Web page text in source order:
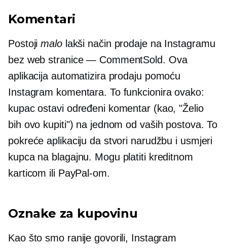
Komentari
Postojimalolakši način prodaje na Instagramu
bez web stranice — CommentSold. Ova
aplikacija automatizira prodaju pomoću
Instagram komentara. To funkcionira ovako:
kupac ostavi određeni komentar (kao, "Želio
bih ovo kupiti") na jednom od vaših postova. To
pokreće aplikaciju da stvori narudžbu i usmjeri
kupca na blagajnu. Mogu platiti kreditnom
karticom ili PayPal-om.
Oznake za kupovinu
Kao što smo ranije govorili, Instagram